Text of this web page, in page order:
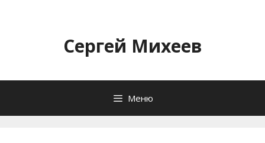
содержимомуСергей Михеев
Меню